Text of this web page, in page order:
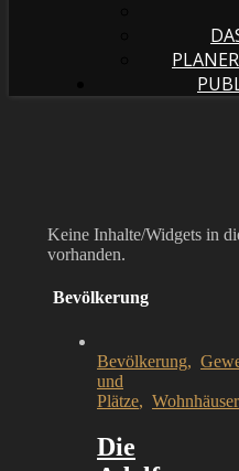
Keine Inhalte/Widgets in
vorhanden.
Bevölkerung
Bevölkerung,
und
Plätze, Wohnhäuser
Die